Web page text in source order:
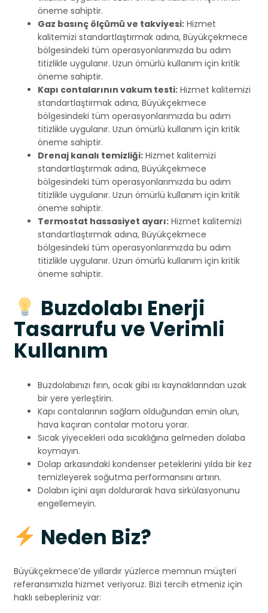
öneme sahiptir.
Gaz basınç ölçümü ve takviyesi: Hizmet
kalitemizi standartlaştırmak adına, Büyükçekmece
bölgesindeki tüm operasyonlarımızda bu adım
titizlikle uygulanır. Uzun ömürlü kullanım için kritik
öneme sahiptir.
Kapı contalarının vakum testi: Hizmet kalitemizi
standartlaştırmak adına, Büyükçekmece
bölgesindeki tüm operasyonlarımızda bu adım
titizlikle uygulanır. Uzun ömürlü kullanım için kritik
öneme sahiptir.
Drenaj kanalı temizliği: Hizmet kalitemizi
standartlaştırmak adına, Büyükçekmece
bölgesindeki tüm operasyonlarımızda bu adım
titizlikle uygulanır. Uzun ömürlü kullanım için kritik
öneme sahiptir.
Termostat hassasiyet ayarı: Hizmet kalitemizi
standartlaştırmak adına, Büyükçekmece
bölgesindeki tüm operasyonlarımızda bu adım
titizlikle uygulanır. Uzun ömürlü kullanım için kritik
öneme sahiptir.
Buzdolabı Enerji
Tasarrufu ve Verimli
Kullanım
Buzdolabınızı fırın, ocak gibi ısı kaynaklarından uzak
bir yere yerleştirin.
Kapı contalarının sağlam olduğundan emin olun,
hava kaçıran contalar motoru yorar.
Sıcak yiyecekleri oda sıcaklığına gelmeden dolaba
koymayın.
Dolap arkasındaki kondenser peteklerini yılda bir kez
temizleyerek soğutma performansını artırın.
Dolabın içini aşırı doldurarak hava sirkülasyonunu
engellemeyin.
Neden Biz?
Büyükçekmece’de yıllardır yüzlerce memnun müşteri
referansımızla hizmet veriyoruz. Bizi tercih etmeniz için
haklı sebepleriniz var: